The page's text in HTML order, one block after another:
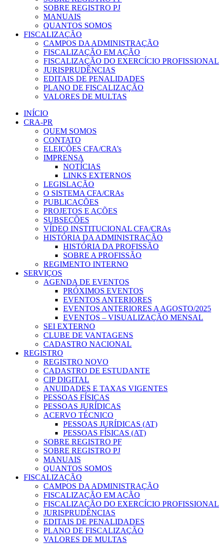
SOBRE REGISTRO PJ
MANUAIS
QUANTOS SOMOS
FISCALIZAÇÃO
CAMPOS DA ADMINISTRAÇÃO
FISCALIZAÇÃO EM AÇÃO
FISCALIZAÇÃO DO EXERCÍCIO PROFISSIONAL
JURISPRUDÊNCIAS
EDITAIS DE PENALIDADES
PLANO DE FISCALIZAÇÃO
VALORES DE MULTAS
INÍCIO
CRA-PR
QUEM SOMOS
CONTATO
ELEIÇÕES CFA/CRA’s
IMPRENSA
NOTÍCIAS
LINKS EXTERNOS
LEGISLAÇÃO
O SISTEMA CFA/CRAs
PUBLICAÇÕES
PROJETOS E AÇÕES
SUBSEÇÕES
VÍDEO INSTITUCIONAL CFA/CRAs
HISTÓRIA DA ADMINISTRAÇÃO
HISTÓRIA DA PROFISSÃO
SOBRE A PROFISSÃO
REGIMENTO INTERNO
SERVIÇOS
AGENDA DE EVENTOS
PRÓXIMOS EVENTOS
EVENTOS ANTERIORES
EVENTOS ANTERIORES A AGOSTO/2025
EVENTOS – VISUALIZAÇÃO MENSAL
SEI EXTERNO
CLUBE DE VANTAGENS
CADASTRO NACIONAL
REGISTRO
REGISTRO NOVO
CADASTRO DE ESTUDANTE
CIP DIGITAL
ANUIDADES E TAXAS VIGENTES
PESSOAS FÍSICAS
PESSOAS JURÍDICAS
ACERVO TÉCNICO
PESSOAS JURÍDICAS (AT)
PESSOAS FÍSICAS (AT)
SOBRE REGISTRO PF
SOBRE REGISTRO PJ
MANUAIS
QUANTOS SOMOS
FISCALIZAÇÃO
CAMPOS DA ADMINISTRAÇÃO
FISCALIZAÇÃO EM AÇÃO
FISCALIZAÇÃO DO EXERCÍCIO PROFISSIONAL
JURISPRUDÊNCIAS
EDITAIS DE PENALIDADES
PLANO DE FISCALIZAÇÃO
VALORES DE MULTAS